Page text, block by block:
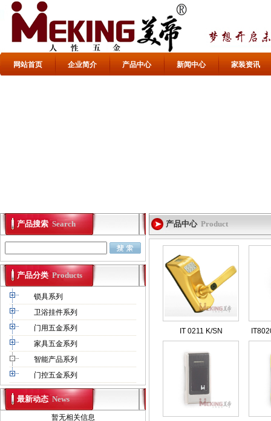
网站首页 企业简介 产品中心 新闻中心 家装资讯
产品搜索 Search
产品分类 Products
锁具系列
卫浴挂件系列
门用五金系列
家具五金系列
智能产品系列
门控五金系列
最新动态 News
暂无相关信息
产品中心 Product
IT 0211 K/SN